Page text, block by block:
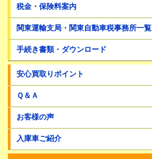
税金・保険料案内
関東運輸支局・関東自動車税事務所一覧
手続き書類・ダウンロード
安心買取りポイント
Ｑ＆Ａ
お客様の声
入庫車ご紹介